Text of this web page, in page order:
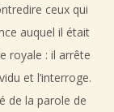
ceux qui
auquel il était
royale : il arrête
et l’interroge.
de la parole de